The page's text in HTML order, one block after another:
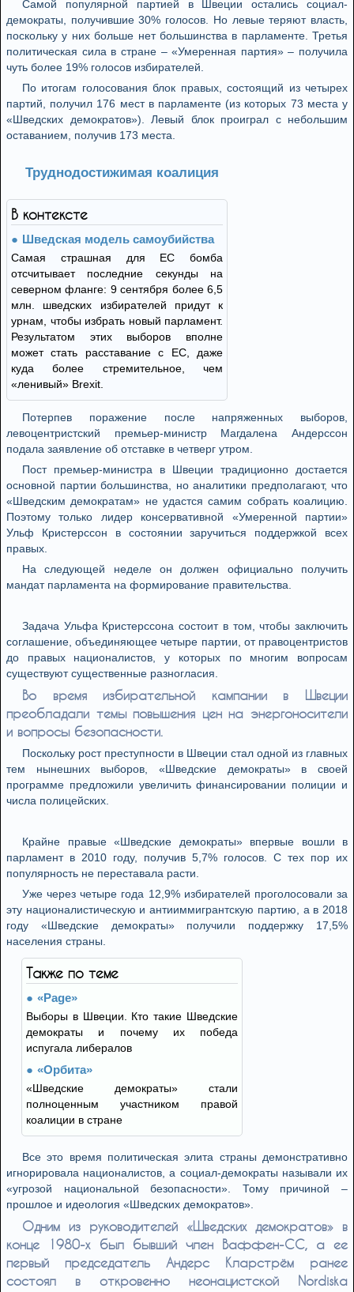
Самой популярной партией в Швеции остались социал-
демократы, получившие 30% голосов. Но левые теряют власть,
поскольку у них больше нет большинства в парламенте. Третья
политическая сила в стране – «Умеренная партия» – получила
чуть более 19% голосов избирателей.
По итогам голосования блок правых, состоящий из четырех
партий, получил 176 мест в парламенте (из которых 73 места у
«Шведских демократов»). Левый блок проиграл с небольшим
оставанием, получив 173 места.
Труднодостижимая коалиция
В контексте
Шведская модель самоубийства
Самая страшная для ЕС бомба
отсчитывает последние секунды на
северном фланге: 9 сентября более 6,5
млн. шведских избирателей придут к
урнам, чтобы избрать новый парламент.
Результатом этих выборов вполне
может стать расставание с ЕС, даже
куда более стремительное, чем
«ленивый» Brexit.
Потерпев поражение после напряженных выборов,
левоцентристский премьер-министр Магдалена Андерссон
подала заявление об отставке в четверг утром.
Пост премьер-министра в Швеции традиционно достается
основной партии большинства, но аналитики предполагают, что
«Шведским демократам» не удастся самим собрать коалицию.
Поэтому только лидер консервативной «Умеренной партии»
Ульф Кристерссон в состоянии заручиться поддержкой всех
правых.
На следующей неделе он должен официально получить
мандат парламента на формирование правительства.
Задача Ульфа Кристерссона состоит в том, чтобы заключить
соглашение, объединяющее четыре партии, от правоцентристов
до правых националистов, у которых по многим вопросам
существуют существенные разногласия.
Во время избирательной кампании в Швеции
преобладали темы повышения цен на энергоносители
и вопросы безопасности.
Поскольку рост преступности в Швеции стал одной из главных
тем нынешних выборов, «Шведские демократы» в своей
программе предложили увеличить финансировании полиции и
числа полицейских.
Крайне правые «Шведские демократы» впервые вошли в
парламент в 2010 году, получив 5,7% голосов. С тех пор их
популярность не переставала расти.
Уже через четыре года 12,9% избирателей проголосовали за
эту националистическую и антииммигрантскую партию, а в 2018
году «Шведские демократы» получили поддержку 17,5%
населения страны.
Также по теме
«Page»
Выборы в Швеции. Кто такие Шведские
демократы и почему их победа
испугала либералов
«Орбита»
«Шведские демократы» стали
полноценным участником правой
коалиции в стране
Все это время политическая элита страны демонстративно
игнорировала националистов, а социал-демократы называли их
«угрозой национальной безопасности». Тому причиной –
прошлое и идеология «Шведских демократов».
Одним из руководителей «Шведских демократов» в
конце 1980-х был бывший член Ваффен-СС, а ее
первый председатель Андерс Кларстрём ранее
состоял в откровенно неонацистской Nordiska